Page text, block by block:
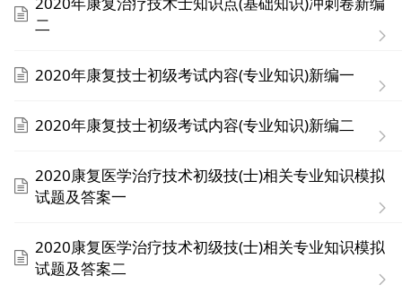
二
2020年康复技士初级考试内容(专业知识)新编一
2020年康复技士初级考试内容(专业知识)新编二
2020康复医学治疗技术初级技(士)相关专业知识模拟
试题及答案一
2020康复医学治疗技术初级技(士)相关专业知识模拟
试题及答案二